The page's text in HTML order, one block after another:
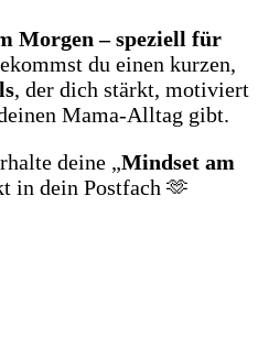
Morgen – speziell für
du einen kurzen,
, der dich stärkt, motiviert
Mama‑Alltag gibt.
deine „Mindset am
in dein Postfach 🫶